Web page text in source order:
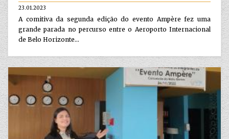
23.01.2023
A comitiva da segunda edição do evento Ampère fez uma
grande parada no percurso entre o Aeroporto Internacional
de Belo Horizonte...